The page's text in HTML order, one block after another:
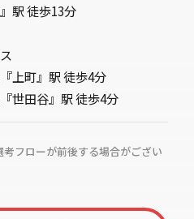
駅 徒歩13分
上町』駅 徒歩4分
世田谷』駅 徒歩4分
フローが前後する場合がござい